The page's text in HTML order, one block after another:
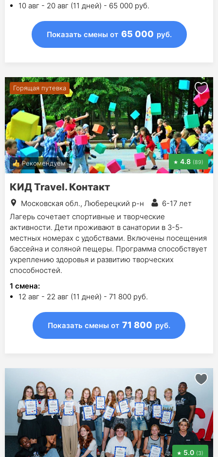
10 авг - 20 авг (11 дней) - 65 000 руб.
Показать смены от 65 000 руб.
Горящая путевка
Рекомендуем 4.8 (89)
КИД Travel. Контакт
Московская обл., Люберецкий р-н
6-17 лет
Лагерь сочетает спортивные и творческие
активности. Дети проживают в санатории в 3-5-
местных номерах c удобствами. Включены посещения
бассейна и соляной пещеры. Программа способствует
укреплению здоровья и развитию творческих
способностей.
1 смена:
12 авг - 22 авг (11 дней) - 71 800 руб.
Показать смены от 71 800 руб.
5.0 (3)